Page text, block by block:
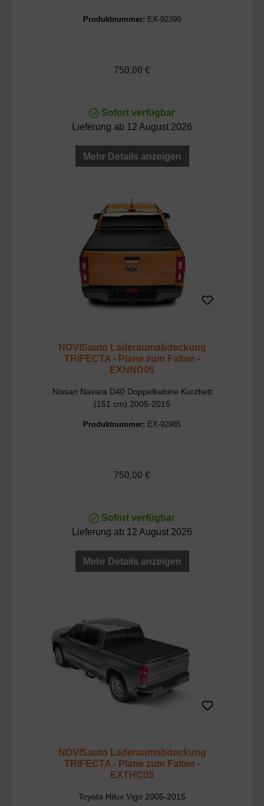
Produktnummer: EX-92390
Regulärer Preis:
750,00 €
Sofort verfügbar
Lieferung ab 12 August 2026
Mehr Details anzeigen
NOVISauto Laderaumabdeckung
TRIFECTA - Plane zum Falten -
EXNND05
Nissan Navara D40 Doppelkabine Kurzbett
(151 cm) 2005-2015
Produktnummer: EX-92985
Regulärer Preis:
750,00 €
Sofort verfügbar
Lieferung ab 12 August 2026
Mehr Details anzeigen
NOVISauto Laderaumabdeckung
TRIFECTA - Plane zum Falten -
EXTHC05
Toyota Hilux Vigo 2005-2015